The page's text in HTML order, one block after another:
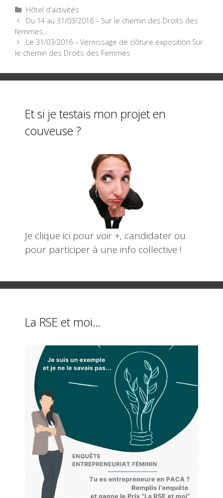
e
b
o
o
k
tt
er
ail
g
er
Catégories
Hôtel d'activités
Navigation
des
articles
Du 14 au 31/03/2016 – Sur le chemin des Droits des
femmes…
Le 31/03/2016 – Vernissage de clôture exposition Sur
le chemin des Droits des Femmes
Et si je testais mon projet en
couveuse ?
Je clique ici pour voir +, candidater ou
pour participer à une info collective !
La RSE et moi…